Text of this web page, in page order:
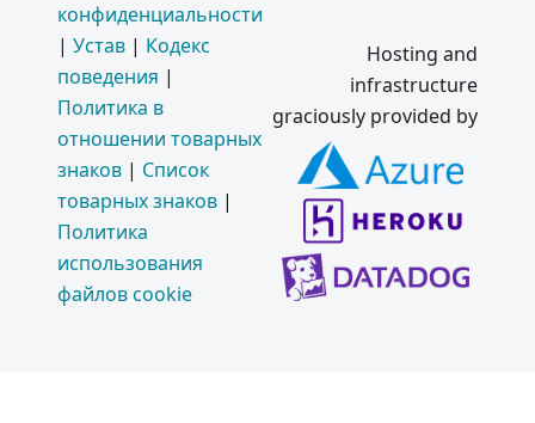
конфиденциальности
| Устав | Кодекс
поведения |
Политика в
отношении товарных
знаков | Список
товарных знаков |
Политика
использования
файлов cookie
Hosting and
infrastructure
graciously provided by